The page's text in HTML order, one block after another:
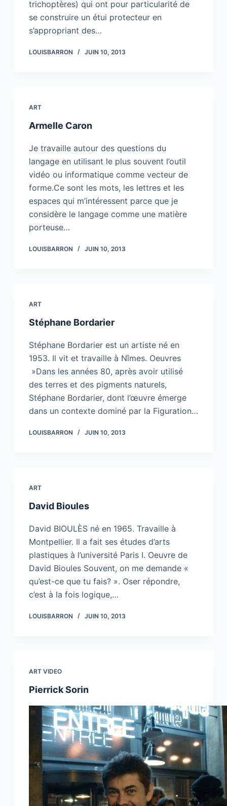
trichoptères) qui ont pour particularité de
se construire un étui protecteur en
s’appropriant des…
LOUISBARRON JUIN 10, 2013
ART
Armelle Caron
Je travaille autour des questions du
langage en utilisant le plus souvent l’outil
vidéo ou informatique comme vecteur de
forme.Ce sont les mots, les lettres et les
espaces qui m’intéressent parce que je
considère le langage comme une matière
porteuse…
LOUISBARRON JUIN 10, 2013
ART
Stéphane Bordarier
Stéphane Bordarier est un artiste né en
1953. Il vit et travaille à Nîmes. Oeuvres
»Dans les années 80, après avoir utilisé
des terres et des pigments naturels,
Stéphane Bordarier, dont l’œuvre émerge
dans un contexte dominé par la Figuration…
LOUISBARRON JUIN 10, 2013
ART
David Bioules
David BIOULÈS né en 1965. Travaille à
Montpellier. Il a fait ses études d’arts
plastiques à l’université Paris I. Oeuvre de
David Bioules Souvent, on me demande «
qu’est-ce que tu fais? ». Oser répondre,
c’est à la fois logique,…
LOUISBARRON JUIN 10, 2013
ART VIDEO
Pierrick Sorin